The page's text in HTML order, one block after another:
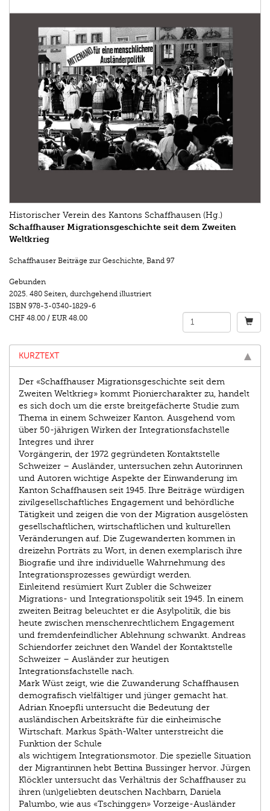
Historischer Verein des Kantons Schaffhausen (Hg.)
Schaffhauser Migrationsgeschichte seit dem Zweiten
Weltkrieg
Schaffhauser Beiträge zur Geschichte, Band 97
Gebunden
2025. 480 Seiten, durchgehend illustriert
ISBN 978-3-0340-1829-6
CHF 48.00 / EUR 48.00
KURZTEXT
Der «Schaffhauser Migrationsgeschichte seit dem
Zweiten Weltkrieg» kommt Pioniercharakter zu, handelt
es sich doch um die erste breitgefächerte Studie zum
Thema in einem Schweizer Kanton. Ausgehend vom
über 50-jährigen Wirken der Integrationsfachstelle
Integres und ihrer
Vorgängerin, der 1972 gegründeten Kontaktstelle
Schweizer – Ausländer, untersuchen zehn Autorinnen
und Autoren wichtige Aspekte der Einwanderung im
Kanton Schaffhausen seit 1945. Ihre Beiträge würdigen
zivilgesellschaftliches Engagement und behördliche
Tätigkeit und zeigen die von der Migration ausgelösten
gesellschaftlichen, wirtschaftlichen und kulturellen
Veränderungen auf. Die Zugewanderten kommen in
dreizehn Porträts zu Wort, in denen exemplarisch ihre
Biografie und ihre individuelle Wahrnehmung des
Integrationsprozesses gewürdigt werden.
Einleitend resümiert Kurt Zubler die Schweizer
Migrations- und Integrationspolitik seit 1945. In einem
zweiten Beitrag beleuchtet er die Asylpolitik, die bis
heute zwischen menschenrechtlichem Engagement
und fremdenfeindlicher Ablehnung schwankt. Andreas
Schiendorfer zeichnet den Wandel der Kontaktstelle
Schweizer – Ausländer zur heutigen
Integrationsfachstelle nach.
Mark Wüst zeigt, wie die Zuwanderung Schaffhausen
demografisch vielfältiger und jünger gemacht hat.
Adrian Knoepfli untersucht die Bedeutung der
ausländischen Arbeitskräfte für die einheimische
Wirtschaft. Markus Späth-Walter unterstreicht die
Funktion der Schule
als wichtigem Integrationsmotor. Die spezielle Situation
der Migrantinnen hebt Bettina Bussinger hervor. Jürgen
Klöckler untersucht das Verhältnis der Schaffhauser zu
ihren (un)geliebten deutschen Nachbarn, Daniela
Palumbo, wie aus «Tschinggen» Vorzeige-Ausländer